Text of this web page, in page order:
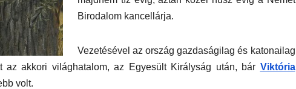
Birodalom kancellárja.
Vezetésével az ország gazdaságilag és katonailag
akkori világhatalom, az Egyesült Királyság után, bár Viktória
volt.